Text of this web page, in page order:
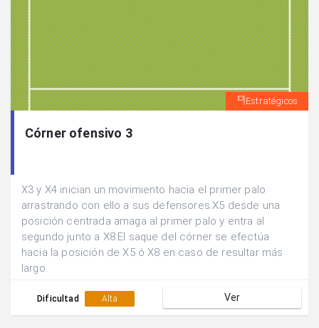
Estratégicos
Córner ofensivo 3
X3 y X4 inician un movimiento hacia el primer palo
arrastrando con ello a sus defensores.X5 desde una
posición centrada amaga al primer palo y entra al
segundo junto a X8.El saque del córner se efectúa
hacia la posición de X5 ó X8 en caso de resultar más
largo.
Dificultad Alta Ver